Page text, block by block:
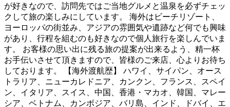
が好きなので、訪問先ではご当地グルメと温泉を必ずチェッ
クして旅の楽しみにしています。 海外はビーチリゾート、
ヨーロッパの街並み、アジアの雰囲気や遺跡など何でも興味
があり、行程を組むのも好きなので個人旅行を楽しんでいま
す。 お客様の思い出に残る旅の提案が出来るよう、精一杯
お手伝いさせて頂きますので、皆様のご来店、心よりお待ち
しております。 【海外渡航歴】 ハワイ、サイパン、オース
トラリア、ニューカレドニア、カンクン、フランス、スペイ
ン、イタリア、スイス、中国、香港・マカオ、韓国、マレー
シア、ベトナム、カンボジア、バリ島、インド、ドバイ、エ